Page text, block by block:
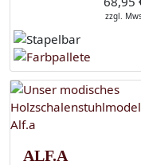
zzgl.
ALF.A